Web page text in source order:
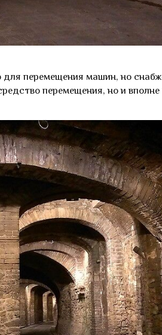
для перемещения машин, но
перемещения, но и вполне